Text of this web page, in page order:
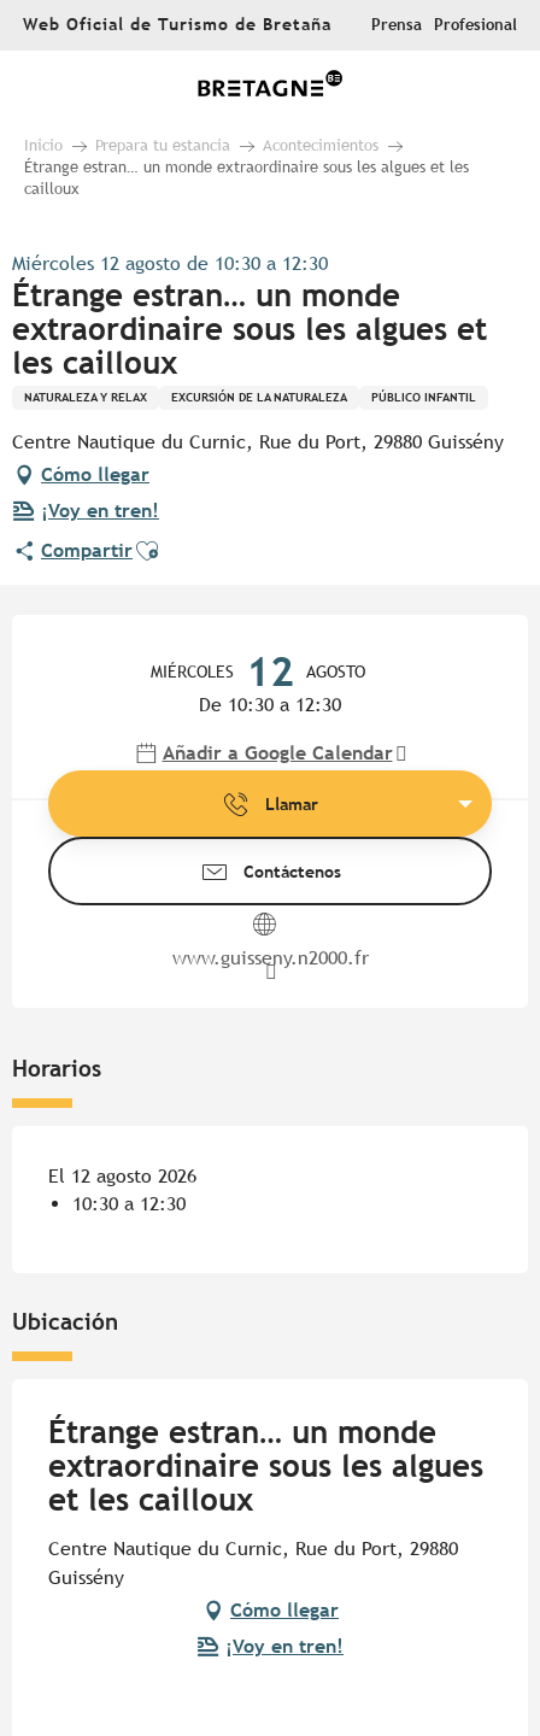
AllerWeb Oficial de Turismo de Bretaña Prensa Profesional
Inicio Prepara tu estancia
Acontecimientos
Étrange estran… un monde extraordinaire sous les algues et les
cailloux
Miércoles 12 agosto de 10:30 a 12:30
Étrange estran… un monde
extraordinaire sous les algues et
les cailloux
NATURALEZA Y RELAX EXCURSIÓN DE LA NATURALEZA PÚBLICO INFANTIL
Centre Nautique du Curnic, Rue du Port, 29880 Guissény
Cómo llegar
¡Voy en tren!
CompartirAjouter aux favoris
MIÉRCOLES 12 AGOSTO
De 10:30 a 12:30
Añadir a Google Calendar
Llamar
Contáctenos
www.guisseny.n2000.fr
Horarios
El 12 agosto 2026
10:30 a 12:30
Ubicación
Étrange estran… un monde
extraordinaire sous les algues
et les cailloux
Centre Nautique du Curnic, Rue du Port, 29880
Guissény
Cómo llegar
¡Voy en tren!